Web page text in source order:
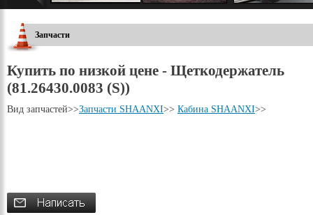
Запчасти
Купить по низкой цене - Щеткодержатель
(81.26430.0083 (S))
Вид запчастей>>Запчасти SHAANXI>> Кабина SHAANXI>>